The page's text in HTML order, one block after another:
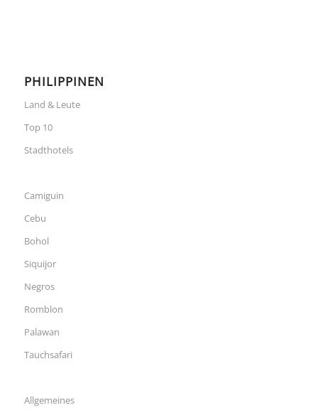
PHILIPPINEN
Land & Leute
Top 10
Stadthotels
Camiguin
Cebu
Bohol
Siquijor
Negros
Romblon
Palawan
Tauchsafari
Allgemeines